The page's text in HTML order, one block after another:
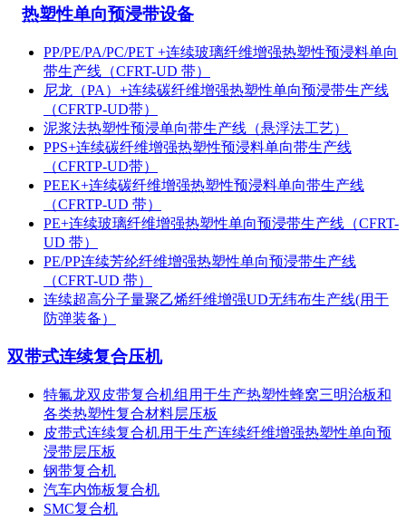
热塑性单向预浸带设备
PP/PE/PA/PC/PET +连续玻璃纤维增强热塑性预浸料单向
带生产线（CFRT-UD 带）
尼龙（PA）+连续碳纤维增强热塑性单向预浸带生产线
（CFRTP-UD带）
泥浆法热塑性预浸单向带生产线（悬浮法工艺）
PPS+连续碳纤维增强热塑性预浸料单向带生产线
（CFRTP-UD带）
PEEK+连续碳纤维增强热塑性预浸料单向带生产线
（CFRTP-UD 带）
PE+连续玻璃纤维增强热塑性单向预浸带生产线（CFRT-
UD 带）
PE/PP连续芳纶纤维增强热塑性单向预浸带生产线
（CFRT-UD 带）
连续超高分子量聚乙烯纤维增强UD无纬布生产线(用于
防弹装备）
双带式连续复合压机
特氟龙双皮带复合机组用于生产热塑性蜂窝三明治板和
各类热塑性复合材料层压板
皮带式连续复合机用于生产连续纤维增强热塑性单向预
浸带层压板
钢带复合机
汽车内饰板复合机
SMC复合机